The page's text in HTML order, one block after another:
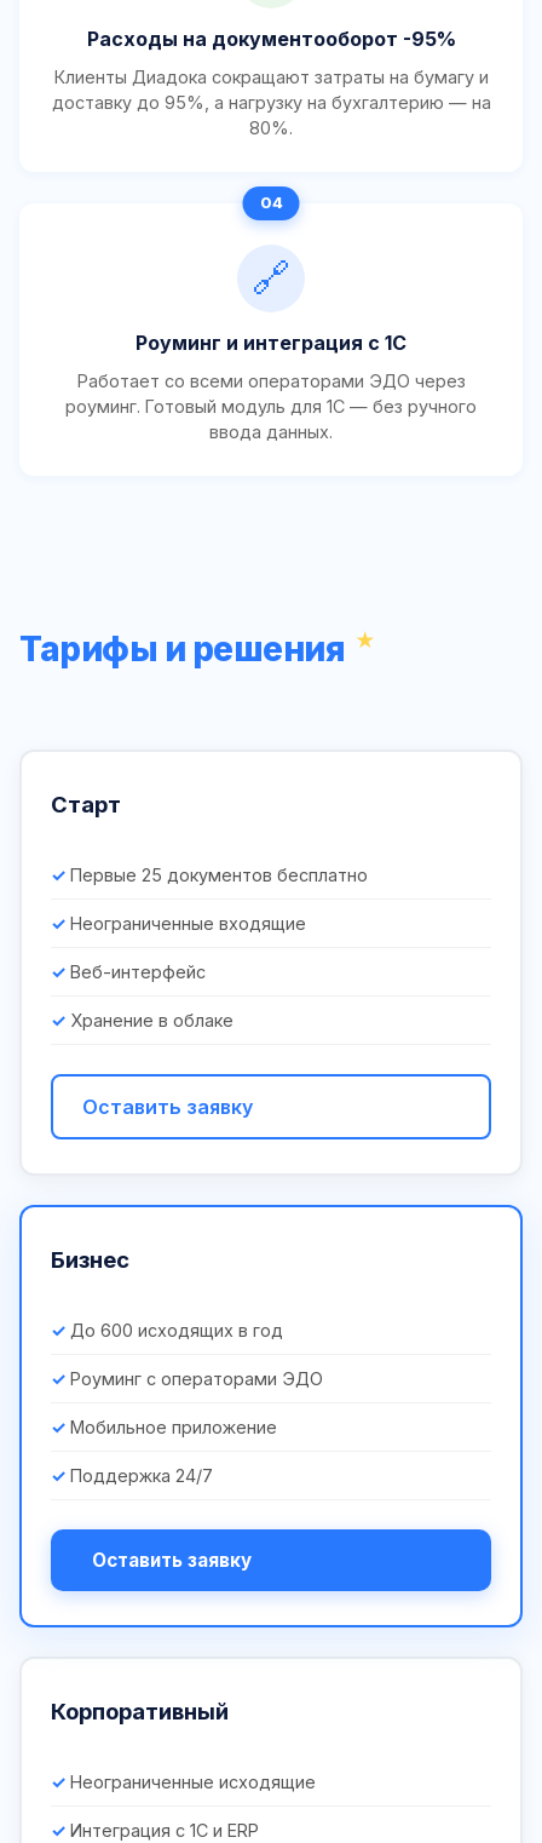
Расходы на документооборот -95%
Клиенты Диадока сокращают затраты на бумагу и
доставку до 95%, а нагрузку на бухгалтерию — на
80%.
🔗
Роуминг и интеграция с 1С
Работает со всеми операторами ЭДО через
роуминг. Готовый модуль для 1С — без ручного
ввода данных.
Тарифы и решения
Старт
Первые 25 документов бесплатно
Неограниченные входящие
Веб-интерфейс
Хранение в облаке
Оставить заявку
Бизнес
До 600 исходящих в год
Роуминг с операторами ЭДО
Мобильное приложение
Поддержка 24/7
Оставить заявку
Корпоративный
Неограниченные исходящие
Интеграция с 1С и ERP